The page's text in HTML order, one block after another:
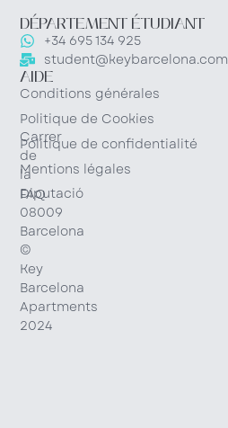
Carrer
de
la
Diputació
08009
Barcelona
©
Key
Barcelona
Apartments
2024
DÉPARTEMENT ÉTUDIANT
+34 695 134 925
student@keybarcelona.com
AIDE
Conditions générales
Politique de Cookies
Politique de confidentialité
Mentions légales
FAQ